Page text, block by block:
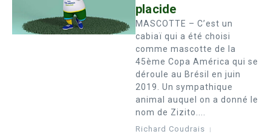
placide
MASCOTTE – C’est un
cabiaï qui a été choisi
comme mascotte de la
45ème Copa América qui se
déroule au Brésil en juin
2019. Un sympathique
animal auquel on a donné le
nom de Zizito....
Richard Coudrais